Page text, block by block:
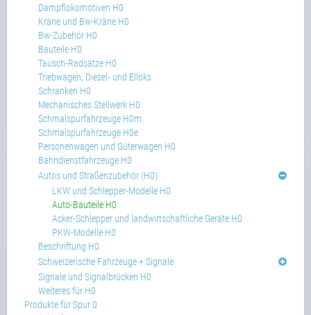
Dampflokomotiven H0
Kräne und Bw-Kräne H0
Bw-Zubehör H0
Bauteile H0
Tausch-Radsätze H0
Triebwagen, Diesel- und Elloks
Schranken H0
Mechanisches Stellwerk H0
Schmalspurfahrzeuge H0m
Schmalspurfahrzeuge H0e
Personenwagen und Güterwagen H0
Bahndienstfahrzeuge H0
Autos und Straßenzubehör (H0)
LKW und Schlepper-Modelle H0
Auto-Bauteile H0
Acker-Schlepper und landwirtschaftliche Geräte H0
PKW-Modelle H0
Beschriftung H0
Schweizerische Fahrzeuge + Signale
Signale und Signalbrücken H0
Weiteres für H0
Produkte für Spur 0